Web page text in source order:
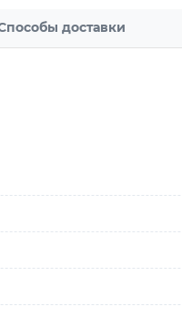
доставки